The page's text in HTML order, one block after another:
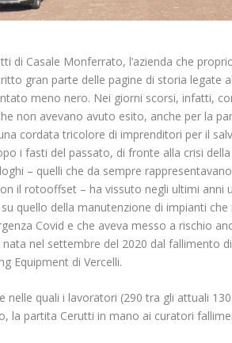
di Casale Monferrato, l’azienda che
gran parte delle pagine di storia legate
meno nero. Nei giorni scorsi, infatti,
non avevano avuto esito, anche per la
cordata tricolore di imprenditori per il
i fasti del passato, di fronte alla crisi
– quelli che da sempre
il rotooffset – ha vissuto negli ultimi anni
quello della manutenzione di impianti
Covid e che aveva messo a rischio
nel settembre del 2020 dal fallimento
Equipment di Vercelli.
nelle quali i lavoratori (290 tra gli attuali
la partita Cerutti in mano ai curatori